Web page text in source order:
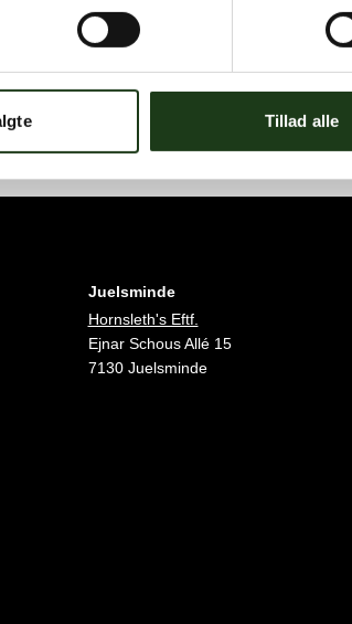
Tillad alle
hjælp?
hvis du har spørgsmål eller brug for
nærmeste afdeling
Juelsminde
Hornsleth's Eftf.
Ejnar Schous Allé 15
7130 Juelsminde